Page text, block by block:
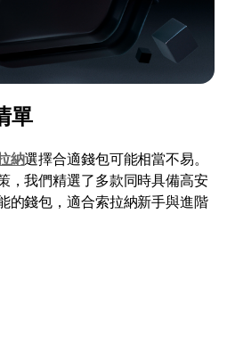
單
納選擇合適錢包可能相當不易。
，我們精選了多款同時具備高安
的錢包，適合索拉納新手與進階